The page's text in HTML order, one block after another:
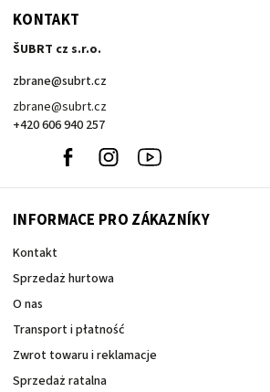
KONTAKT
ŠUBRT cz s.r.o.
zbrane@subrt.cz
zbrane@subrt.cz
+420 606 940 257
+420
940
Facebook Instagram
INFORMACE PRO ZÁKAZNÍKY
Kontakt
Sprzedaż hurtowa
O nas
Transport i płatność
Zwrot towaru i reklamacje
Sprzedaż ratalna